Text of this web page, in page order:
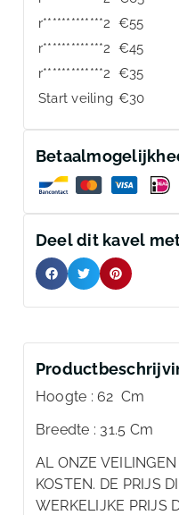
r*************2 €55
r*************2 €45
r*************2 €35
Start veiling €30
Deel dit kavel
Hoogte : 62 Cm
Breedte : 31.5 Cm
AL ONZE
KOSTEN. DE PRIJS
WERKELIJKE PRIJS